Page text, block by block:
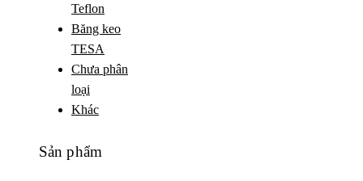
Teflon
Băng keo
TESA
Chưa phân
loại
Khác
Sản phẩm